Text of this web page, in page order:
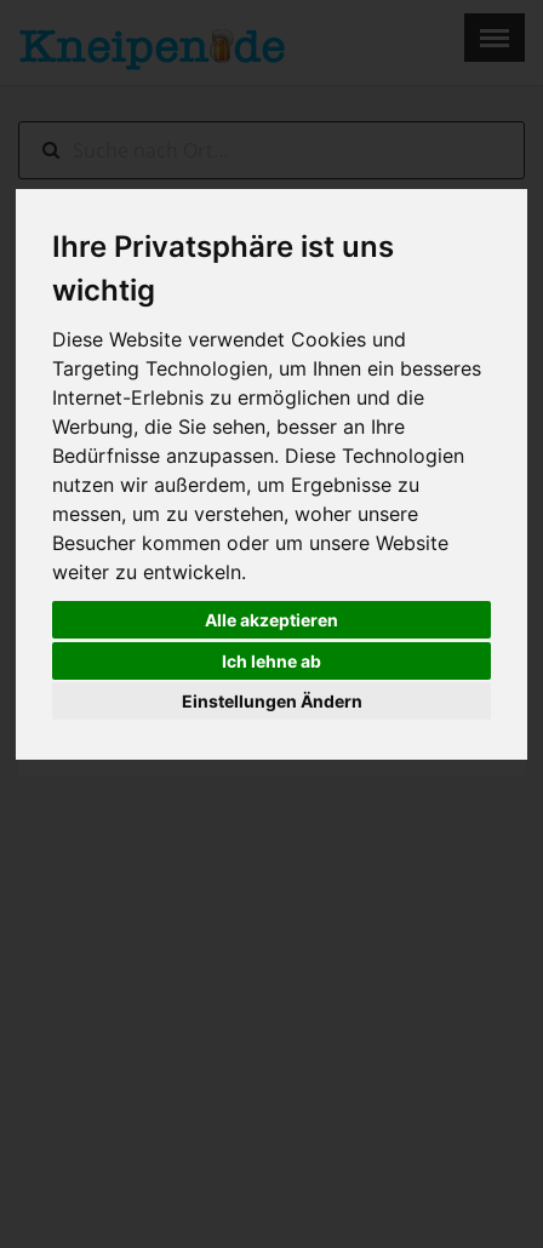
Ihre Privatsphäre ist uns
wichtig
Diese Website verwendet Cookies und
Targeting Technologien, um Ihnen ein besseres
Internet-Erlebnis zu ermöglichen und die
Werbung, die Sie sehen, besser an Ihre
Bedürfnisse anzupassen. Diese Technologien
nutzen wir außerdem, um Ergebnisse zu
messen, um zu verstehen, woher unsere
Besucher kommen oder um unsere Website
weiter zu entwickeln.
Alle akzeptieren
Ich lehne ab
Einstellungen Ändern
Erding> Heigl's
Maurermeistergasse 3, Erding
Menu ×
Impressum